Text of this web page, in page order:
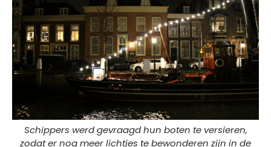
Schippers werd gevraagd hun boten te versieren,
zodat er nog meer lichtjes te bewonderen zijn in de